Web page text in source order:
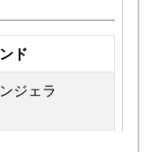
出場を果たして
ド
ジェラ